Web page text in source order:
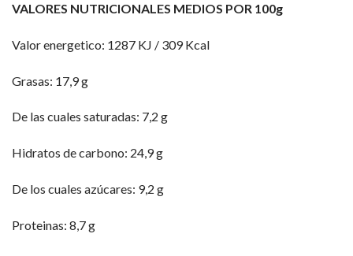
VALORES NUTRICIONALES MEDIOS POR 100g
Valor energetico: 1287 KJ / 309 Kcal
Grasas: 17,9 g
De las cuales saturadas: 7,2 g
Hidratos de carbono: 24,9 g
De los cuales azúcares: 9,2 g
Proteinas: 8,7 g